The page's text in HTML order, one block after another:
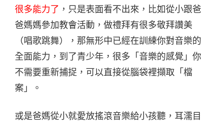
很多能力了 ，只是表面看不出來，比如從小跟爸
爸媽媽參加教會活動，做禮拜有很多敬拜讚美
（唱歌跳舞），那無形中已經在訓練你對音樂的
全面能力，到了青少年，很多「音樂的感覺」你
不需要重新捕捉，可以直接從腦袋裡擷取「檔
案」。
或是爸媽從小就愛放搖滾音樂給小孩聽，耳濡目